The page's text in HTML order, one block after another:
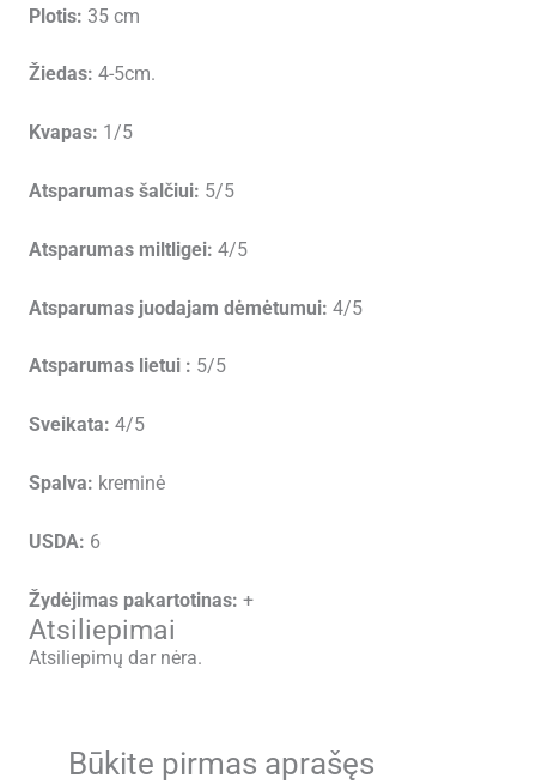
Plotis: 35 cm
Žiedas: 4-5cm.
Kvapas: 1/5
Atsparumas šalčiui: 5/5
Atsparumas miltligei: 4/5
Atsparumas juodajam dėmėtumui: 4/5
Atsparumas lietui : 5/5
Sveikata: 4/5
Spalva: kreminė
USDA: 6
Žydėjimas pakartotinas: +
Atsiliepimai
Atsiliepimų dar nėra.
Būkite pirmas aprašęs